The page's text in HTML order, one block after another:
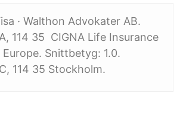
· Walthon Advokater AB.
114 35 CIGNA Life Insurance
Snittbetyg: 1.0.
114 35 Stockholm.